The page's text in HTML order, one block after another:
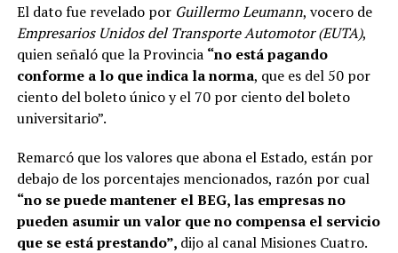
El dato fue revelado por Guillermo Leumann, vocero de
Empresarios Unidos del Transporte Automotor (EUTA),
quien señaló que la Provincia “no está pagando
conforme a lo que indica la norma, que es del 50 por
ciento del boleto único y el 70 por ciento del boleto
universitario”.
Remarcó que los valores que abona el Estado, están por
debajo de los porcentajes mencionados, razón por cual
“no se puede mantener el BEG, las empresas no
pueden asumir un valor que no compensa el servicio
que se está prestando”, dijo al canal Misiones Cuatro.